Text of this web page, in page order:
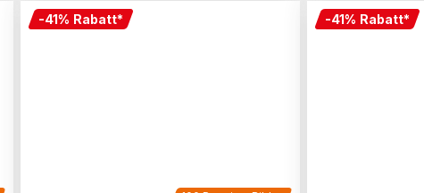
-41% Rabatt* -41% Rabatt*